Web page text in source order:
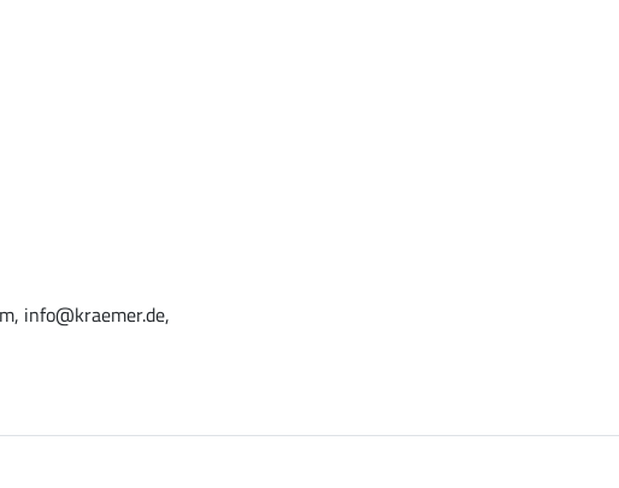
info@kraemer.de,